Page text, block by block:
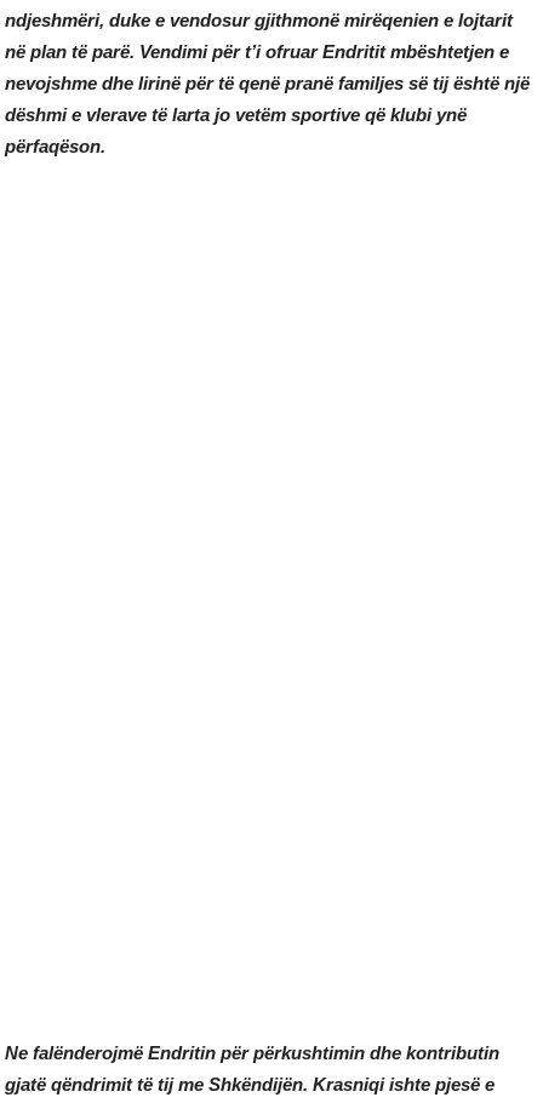
ndjeshmëri, duke e vendosur gjithmonë mirëqenien e lojtarit
në plan të parë. Vendimi për t’i ofruar Endritit mbështetjen e
nevojshme dhe lirinë për të qenë pranë familjes së tij është një
dëshmi e vlerave të larta jo vetëm sportive që klubi ynë
përfaqëson.
Ne falënderojmë Endritin për përkushtimin dhe kontributin
gjatë qëndrimit të tij me Shkëndijën. Krasniqi ishte pjesë e